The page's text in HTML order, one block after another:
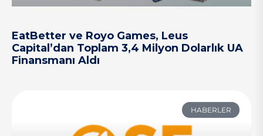
EatBetter ve Royo Games, Leus
Capital’dan Toplam 3,4 Milyon Dolarlık UA
Finansmanı Aldı
HABERLER